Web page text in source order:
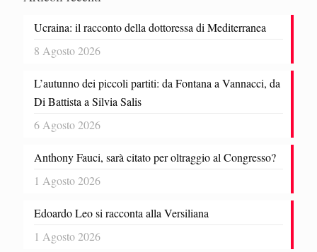
Ucraina: il racconto della dottoressa di Mediterranea
8 Agosto 2026
L’autunno dei piccoli partiti: da Fontana a Vannacci, da
Di Battista a Silvia Salis
6 Agosto 2026
Anthony Fauci, sarà citato per oltraggio al Congresso?
1 Agosto 2026
Edoardo Leo si racconta alla Versiliana
1 Agosto 2026